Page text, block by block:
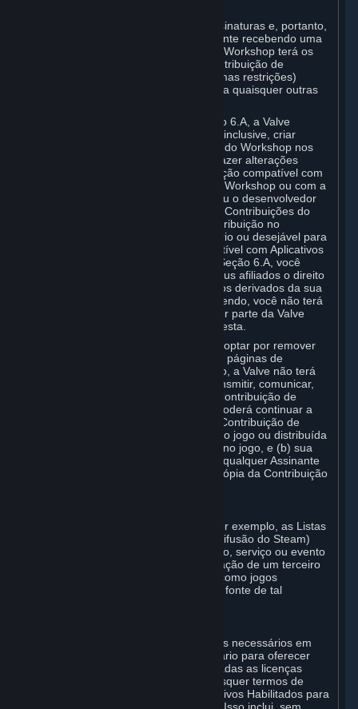
Contribuições de Workshop são Assinaturas e, portanto,
você concorda que qualquer Assinante recebendo uma
distribuição de sua Contribuição de Workshop terá os
mesmos direitos de uso de sua Contribuição de
Workshop (e estará sujeito às mesmas restrições)
conforme definido neste Acordo para quaisquer outras
Apesar da licença descrita na Seção 6.A, a Valve
somente terá o direito de alterar, e, inclusive, criar
trabalhos advindos da Contribuição do Workshop nos
seguintes casos: (a) a Valve pode fazer alterações
necessárias para tornar a Contribuição compatível com
o Steam e com a funcionalidade do Workshop ou com a
interface do usuário, e (b) a Valve ou o desenvolvedor
aplicável pode fazer alterações nas Contribuições do
Workshop que são aceitas para distribuição no
aplicativo, conforme julgar necessário ou desejável para
aprimorar o jogo ou torná-lo compatível com Aplicativos
Habilitados para Workshop. Sob a Seção 6.A, você
concede gratuitamente à Valve e seus afiliados o direito
de alterar, e, inclusive, criar trabalhos derivados da sua
Contribuição do Workshop. Assim sendo, você não terá
direito a nenhuma compensação por parte da Valve
como resultado das modificações desta.
Você poderá, a seu próprio critério, optar por remover
uma Contribuição de Workshop das páginas de
Workshop aplicáveis. Caso faça isso, a Valve não terá
mais o direito de usar, distribuir, transmitir, comunicar,
exibir ou executar publicamente a Contribuição de
Workshop, exceto que (a) a Valve poderá continuar a
exercer esse direito para qualquer Contribuição de
Workshop aceita para distribuição no jogo ou distribuída
de maneira que possa ser utilizada no jogo, e (b) sua
remoção não afetará os direitos de qualquer Assinante
que já tenha obtido acesso a uma cópia da Contribuição
Se você usar os serviços do Steam (por exemplo, as Listas
de Curadores do Steam ou o serviço Difusão do Steam)
para promover ou endossar um produto, serviço ou evento
em troca de qualquer tipo de consideração de um terceiro
(inclusive de prêmios não monetários como jogos
gratuitos), deverá indicar claramente a fonte de tal
Você declara e garante que tem direitos necessários em
todos os Conteúdos gerados pelo usuário para oferecer
para a Valve e para outras partes afetadas as licenças
descritas em A. e B. acima ou em quaisquer termos de
licença específicos ao aplicativo Aplicativos Habilitados para